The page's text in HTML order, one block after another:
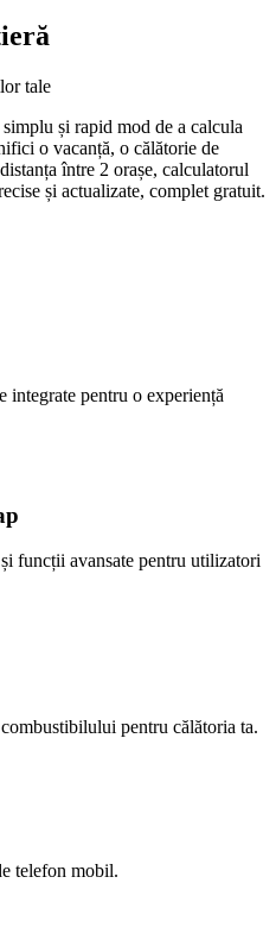
tale
și rapid mod de a calcula
o vacanță, o călătorie de
între 2 orașe, calculatorul
și actualizate, complet gratuit.
pentru o experiență
funcții avansate pentru utilizatori
pentru călătoria ta.
telefon mobil.